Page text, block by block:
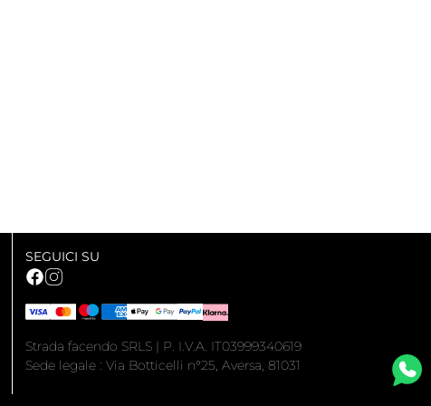
SEGUICI SU
Strada facendo SRLS | P. I.V.A. IT03999340619
Sede legale : Via Botticelli n°25, Aversa, 81031